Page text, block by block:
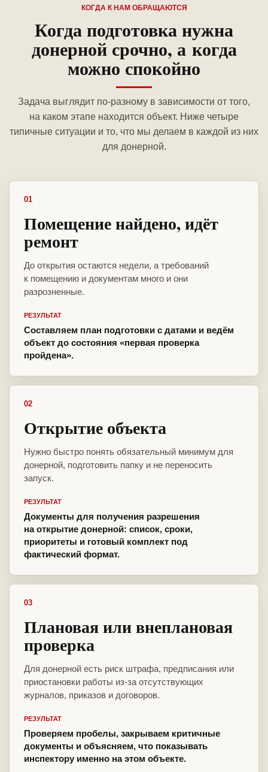
КОГДА К НАМ ОБРАЩАЮТСЯ
Когда подготовка нужна
донерной срочно, а когда
можно спокойно
Задача выглядит по-разному в зависимости от того,
на каком этапе находится объект. Ниже четыре
типичные ситуации и то, что мы делаем в каждой из них
для донерной.
01
Помещение найдено, идёт
ремонт
До открытия остаются недели, а требований
к помещению и документам много и они
разрозненные.
РЕЗУЛЬТАТ
Составляем план подготовки с датами и ведём
объект до состояния «первая проверка
пройдена».
02
Открытие объекта
Нужно быстро понять обязательный минимум для
донерной, подготовить папку и не переносить
запуск.
РЕЗУЛЬТАТ
Документы для получения разрешения
на открытие донерной: список, сроки,
приоритеты и готовый комплект под
фактический формат.
03
Плановая или внеплановая
проверка
Для донерной есть риск штрафа, предписания или
приостановки работы из-за отсутствующих
журналов, приказов и договоров.
РЕЗУЛЬТАТ
Проверяем пробелы, закрываем критичные
документы и объясняем, что показывать
инспектору именно на этом объекте.